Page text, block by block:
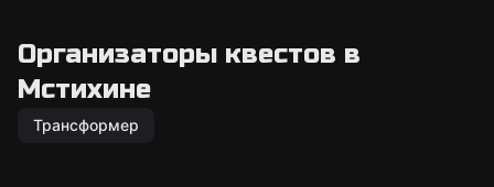
Организаторы квестов в
Мстихине
Трансформер